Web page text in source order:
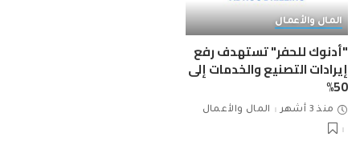
المال والأعمال
"أدنوك للحفر" تستهدف رفع
إيرادات التصنيع والخدمات إلى
50%
منذ 3 أشهر المال والأعمال